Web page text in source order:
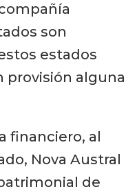
son
estados
provisión alguna
financiero, al
Nova Austral
de